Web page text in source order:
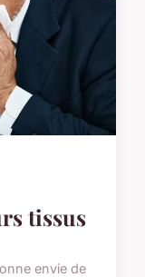
tissus
envie de